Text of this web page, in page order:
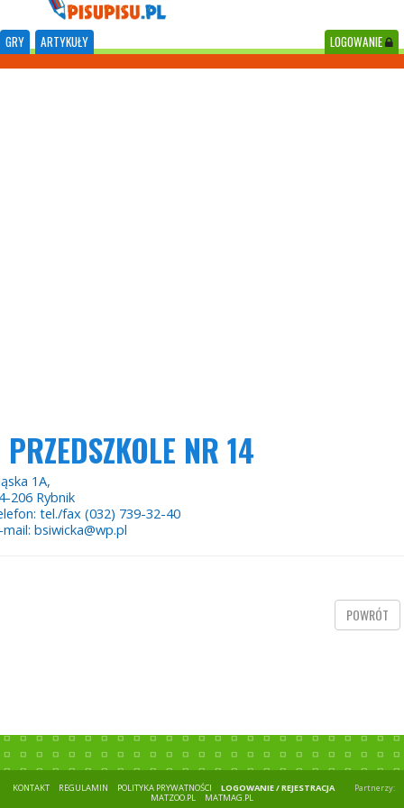
GRY ARTYKUŁY LOGOWANIE
PRZEDSZKOLE NR 14
1A,
206 Rybnik
tel./fax (032) 739-32-40
bsiwicka@wp.pl
POWRÓT
KONTAKT REGULAMIN POLITYKA PRYWATNOŚCI LOGOWANIE / REJESTRACJA
Partnerzy:
MATZOO.PL
MATMAG.PL